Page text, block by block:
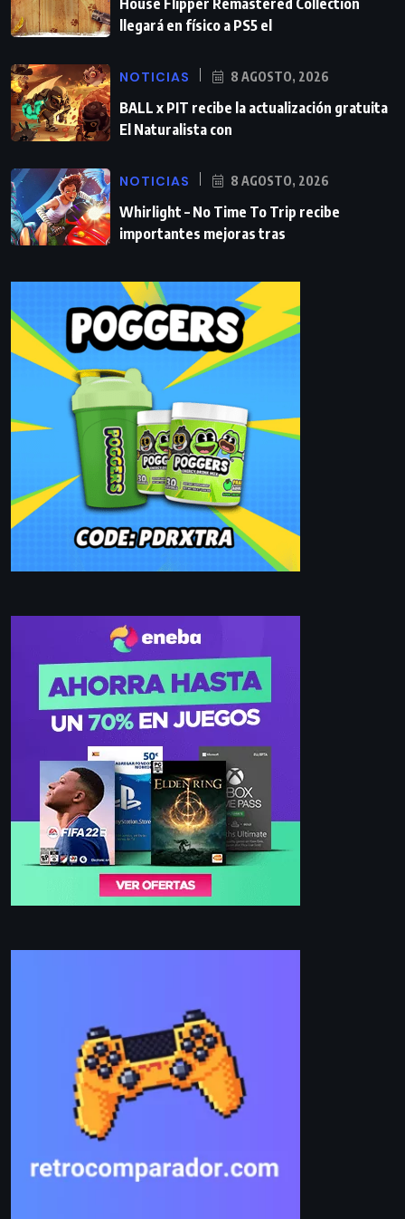
House Flipper Remastered Collection
llegará en físico a PS5 el
NOTICIAS 8 AGOSTO, 2026
BALL x PIT recibe la actualización gratuita
El Naturalista con
NOTICIAS 8 AGOSTO, 2026
Whirlight – No Time To Trip recibe
importantes mejoras tras